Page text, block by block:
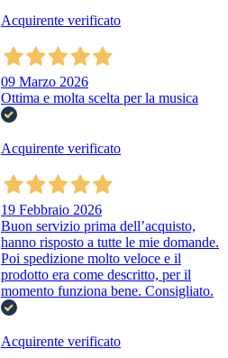
Acquirente verificato
09 Marzo 2026
Ottima e molta scelta per la musica
Acquirente verificato
19 Febbraio 2026
Buon servizio prima dell’acquisto,
hanno risposto a tutte le mie domande.
Poi spedizione molto veloce e il
prodotto era come descritto, per il
momento funziona bene. Consigliato.
Acquirente verificato